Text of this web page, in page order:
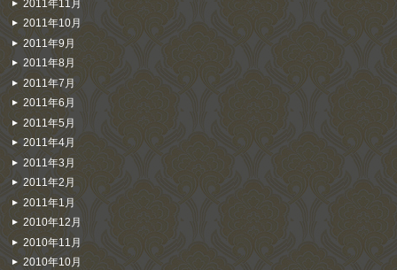
2011年11月
2011年10月
2011年9月
2011年8月
2011年7月
2011年6月
2011年5月
2011年4月
2011年3月
2011年2月
2011年1月
2010年12月
2010年11月
2010年10月